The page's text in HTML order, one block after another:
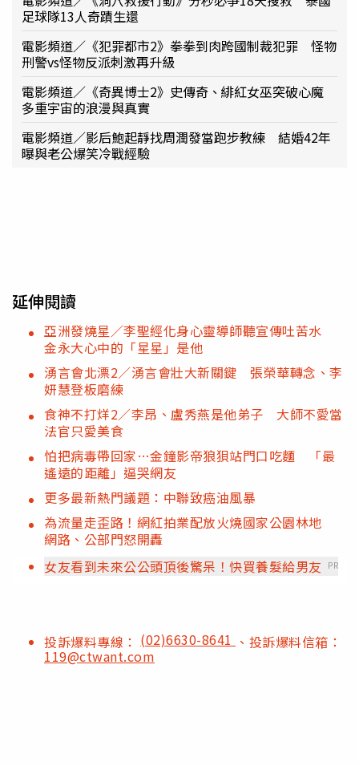
足球隊13人奇蹟生還
電影頻道／《犯罪都市2》拳拳到肉跨國制裁犯罪 怪物
刑警vs怪物反派刺激再升級
電影頻道／《奇異博士2》史傳奇、緋紅女巫突破心魔
多重宇宙的浪漫與真實
電影頻道／影后鮑起靜找周潤發當跑步教練 結婚42年
曝與老公爆笑冷戰經驗
延伸閱讀
亞洲發燒星／李聖經化身心靈導師聽宣傳吐苦水
金永大心中的「星星」是他
湧言會北漂2／湧言會壯大新關鍵 張榮華轉念、李
妍慧登板磨練
食神不打烊2／李昂、盧秀燕是他弟子 大師不愛當
法官只愛美食
怕把病毒帶回家…金鐘影帝狼狽站門口吃麵 「最
遙遠的距離」逼哭網友
更多最新熱門議題：中聯致癌油風暴
為流量走歪路！網紅拍業配放火燒國家公園林地
網路、公部門怒開轟
女友看到未來公公頭頂後驚呆！快買養髮給男友
PR
投訴爆料專線： (02)6630-8641 、投訴爆料信箱：
119@ctwant.com